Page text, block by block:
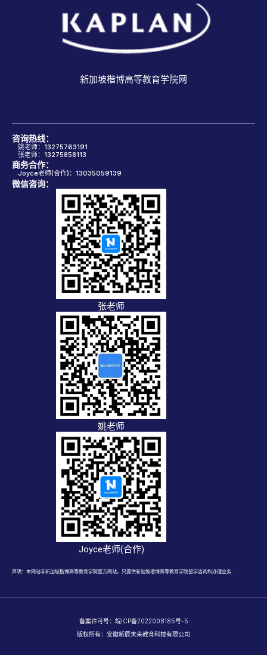
新加坡楷博高等教育学院网
咨询热线：
姚老师：13275763191
张老师：13275858113
商务合作：
Joyce老师(合作)：13035059139
微信咨询：
张老师
姚老师
Joyce老师(合作)
声明：本网站非新加坡楷博高等教育学院官方网站，只提供新加坡楷博高等教育学院留学咨询和办理业务.
备案许可号： 皖ICP备2022008185号-5
版权所有：安徽新辰未来教育科技有限公司